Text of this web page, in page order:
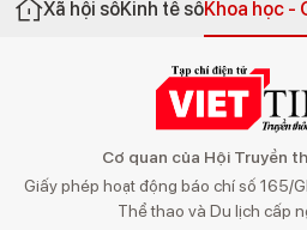
Xã hội sốKinh tế sốKhoa học -
Cơ quan của Hội Truyền
Giấy phép hoạt động báo chí số 165/
Thể thao và Du lịch cấp